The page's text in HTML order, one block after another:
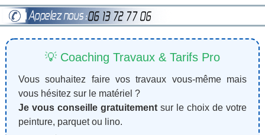
💡 Coaching Travaux & Tarifs Pro
Vous souhaitez faire vos travaux vous-même mais
vous hésitez sur le matériel ?
Je vous conseille gratuitementsur le choix de votre
peinture, parquet ou lino.